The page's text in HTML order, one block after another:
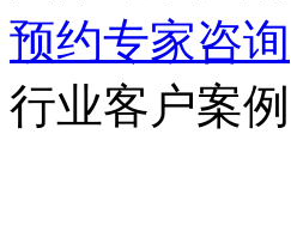
预约专家咨询
行业客户案例